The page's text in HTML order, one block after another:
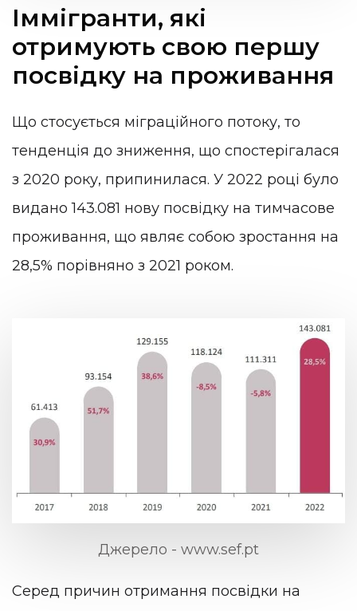
Іммігранти, які
отримують свою першу
посвідку на проживання
Що стосується міграційного потоку, то
тенденція до зниження, що спостерігалася
з 2020 року, припинилася. У 2022 році було
видано 143.081 нову посвідку на тимчасове
проживання, що являє собою зростання на
28,5% порівняно з 2021 роком.
Джерело - www.sef.pt
Серед причин отримання посвідки на